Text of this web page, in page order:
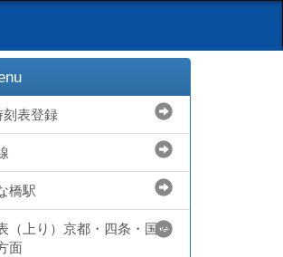
表登録
橋駅
（上り）京都・四条・国際
面